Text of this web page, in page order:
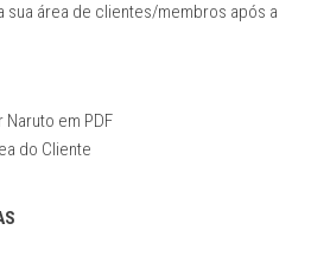
sua área de clientes/membros após a
em PDF
do Cliente